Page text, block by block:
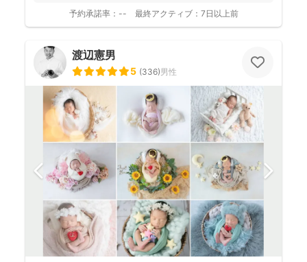
予約承諾率： -- 最終アクティブ： 7日以上前
渡辺憲男
5 (336)男性